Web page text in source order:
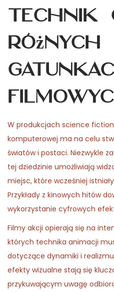
technik
różnych
W produkcjach science
komputerowej ma na celu
światów i postaci. Niezwykle
tej dziedzinie umożliwiają
miejsc, które wcześniej
Przykłady z kinowych hitów
wykorzystanie cyfrowych
Filmy akcji opierają się na
których technika animacji
dotyczące dynamiki i
efekty wizualne stają się
przykuwającym uwagę